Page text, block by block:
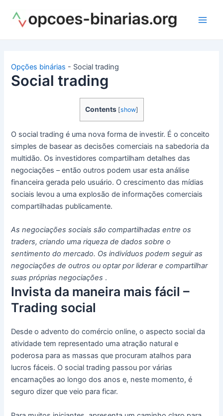
para
Opções binárias - Social trading
Social trading
Contents [show]
O social trading é uma nova forma de investir. É o conceito
simples de basear as decisões comerciais na sabedoria da
multidão. Os investidores compartilham detalhes das
negociações – então outros podem usar esta análise
financeira gerada pelo usuário. O crescimento das mídias
sociais levou a uma explosão de informações comerciais
compartilhadas publicamente.
As negociações sociais são compartilhadas entre os
traders, criando uma riqueza de dados sobre o
sentimento do mercado. Os indivíduos podem seguir as
negociações de outros ou optar por liderar e compartilhar
suas próprias negociações .
Invista da maneira mais fácil –
Trading social
Desde o advento do comércio online, o aspecto social da
atividade tem representado uma atração natural e
poderosa para as massas que procuram atalhos para
lucros fáceis. O social trading passou por várias
encarnações ao longo dos anos e, neste momento, é
seguro dizer que veio para ficar.